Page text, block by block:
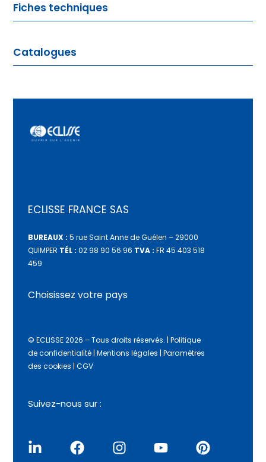
Fiches techniques
PDF
Fiche technique rail Paio
Catalogues
ECLISSE FRANCE SAS
BUREAUX : 5 rue Saint Anne de Guélen – 29000
QUIMPER TÉL : 02 98 90 56 96 TVA : FR 45 403 518
459
Choisissez votre pays
© ECLISSE 2026 – Tous droits réservés. |Politique
de confidentialité |Mentions légales |Paramètres
des cookies |CGV
Suivez-nous sur :